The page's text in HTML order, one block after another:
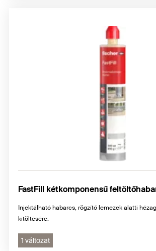
FastFill kétkomponensű
Injektálható habarcs, rögzítő lemezek alatti
kitöltésére.
1 változat